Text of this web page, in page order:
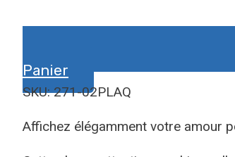
Panier
SKU: 271-02PLAQ
Affichez élégamment votre amour